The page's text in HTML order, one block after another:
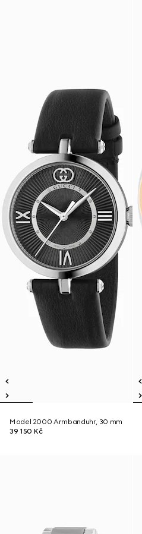
Model 2000 Armbanduhr, 30 mm
39 150 Kč